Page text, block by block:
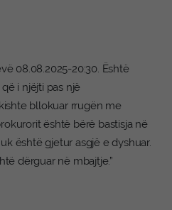
08.08.2025-20:30. Është
i njëjti pas një
bllokuar rrugën me
është bërë bastisja në
është gjetur asgjë e dyshuar.
dërguar në mbajtje.”